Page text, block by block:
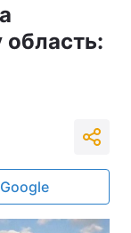
область: